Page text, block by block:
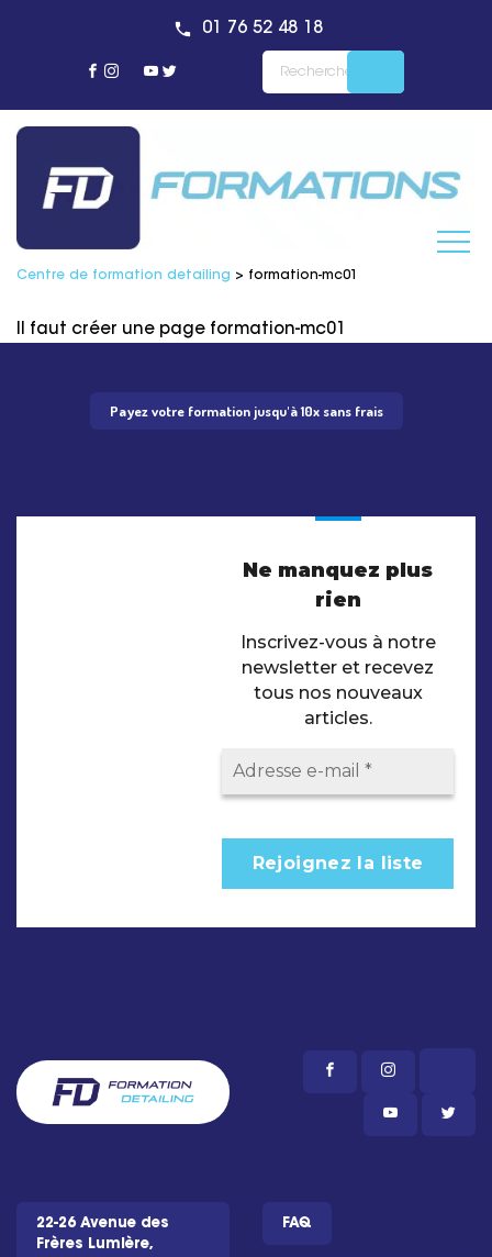
01 76 52 48 18
Centre de formation detailing > formation-mc01
Il faut créer une page formation-mc01
Payez votre formation jusqu'à 10x sans frais
Ne manquez plus
rien
Inscrivez-vous à notre
newsletter et recevez
tous nos nouveaux
articles.
22-26 Avenue des
Frères Lumière,
FAQ